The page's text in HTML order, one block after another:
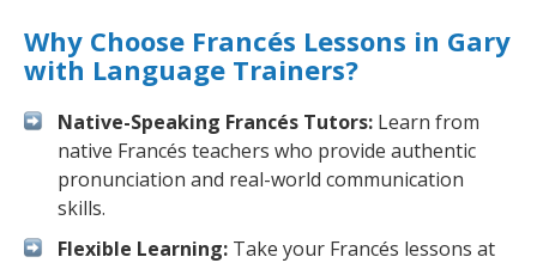
Why Choose Francés Lessons in Gary
with Language Trainers?
Native-Speaking Francés Tutors: Learn from
native Francés teachers who provide authentic
pronunciation and real-world communication
skills.
Flexible Learning: Take your Francés lessons at